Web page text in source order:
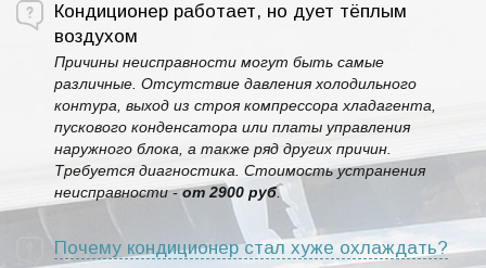
Кондиционер работает, но дует тёплым
воздухом
Причины неисправности могут быть самые
различные. Отсутствие давления холодильного
контура, выход из строя компрессора хладагента,
пускового конденсатора или платы управления
наружного блока, а также ряд других причин.
Требуется диагностика. Стоимость устранения
неисправности -от 2900 руб.
Почему кондиционер стал хуже охлаждать?